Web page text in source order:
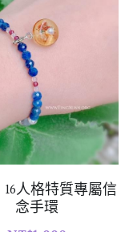
16人格特質專屬信
念手環